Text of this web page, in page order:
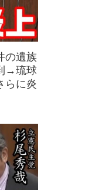
の遺族
→琉球
らに炎